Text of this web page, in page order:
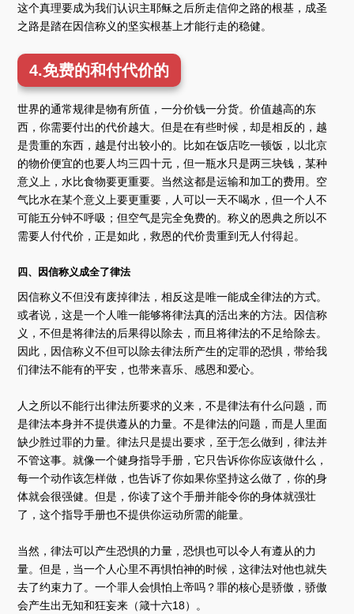
这个真理要成为我们认识主耶稣之后所走信仰之路的根基，成圣
之路是踏在因信称义的坚实根基上才能行走的稳健。
4.免费的和付代价的
世界的通常规律是物有所值，一分价钱一分货。价值越高的东
西，你需要付出的代价越大。但是在有些时候，却是相反的，越
是贵重的东西，越是付出较小的。比如在饭店吃一顿饭，以北京
的物价便宜的也要人均三四十元，但一瓶水只是两三块钱，某种
意义上，水比食物要更重要。当然这都是运输和加工的费用。空
气比水在某个意义上要更重要，人可以一天不喝水，但一个人不
可能五分钟不呼吸；但空气是完全免费的。称义的恩典之所以不
需要人付代价，正是如此，救恩的代价贵重到无人付得起。
四、因信称义成全了律法
因信称义不但没有废掉律法，相反这是唯一能成全律法的方式。
或者说，这是一个人唯一能够将律法真的活出来的方法。因信称
义，不但是将律法的后果得以除去，而且将律法的不足给除去。
因此，因信称义不但可以除去律法所产生的定罪的恐惧，带给我
们律法不能有的平安，也带来喜乐、感恩和爱心。
人之所以不能行出律法所要求的义来，不是律法有什么问题，而
是律法本身并不提供遵从的力量。不是律法的问题，而是人里面
缺少胜过罪的力量。律法只是提出要求，至于怎么做到，律法并
不管这事。就像一个健身指导手册，它只告诉你你应该做什么，
每一个动作该怎样做，也告诉了你如果你坚持这么做了，你的身
体就会很强健。但是，你读了这个手册并能令你的身体就强壮
了，这个指导手册也不提供你运动所需的能量。
当然，律法可以产生恐惧的力量，恐惧也可以令人有遵从的力
量。但是，当一个人心里不再惧怕神的时候，这律法对他也就失
去了约束力了。一个罪人会惧怕上帝吗？罪的核心是骄傲，骄傲
会产生出无知和狂妄来（箴十六18）。